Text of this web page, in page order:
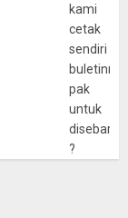
kami
cetak
sendiri
pak
untuk
?